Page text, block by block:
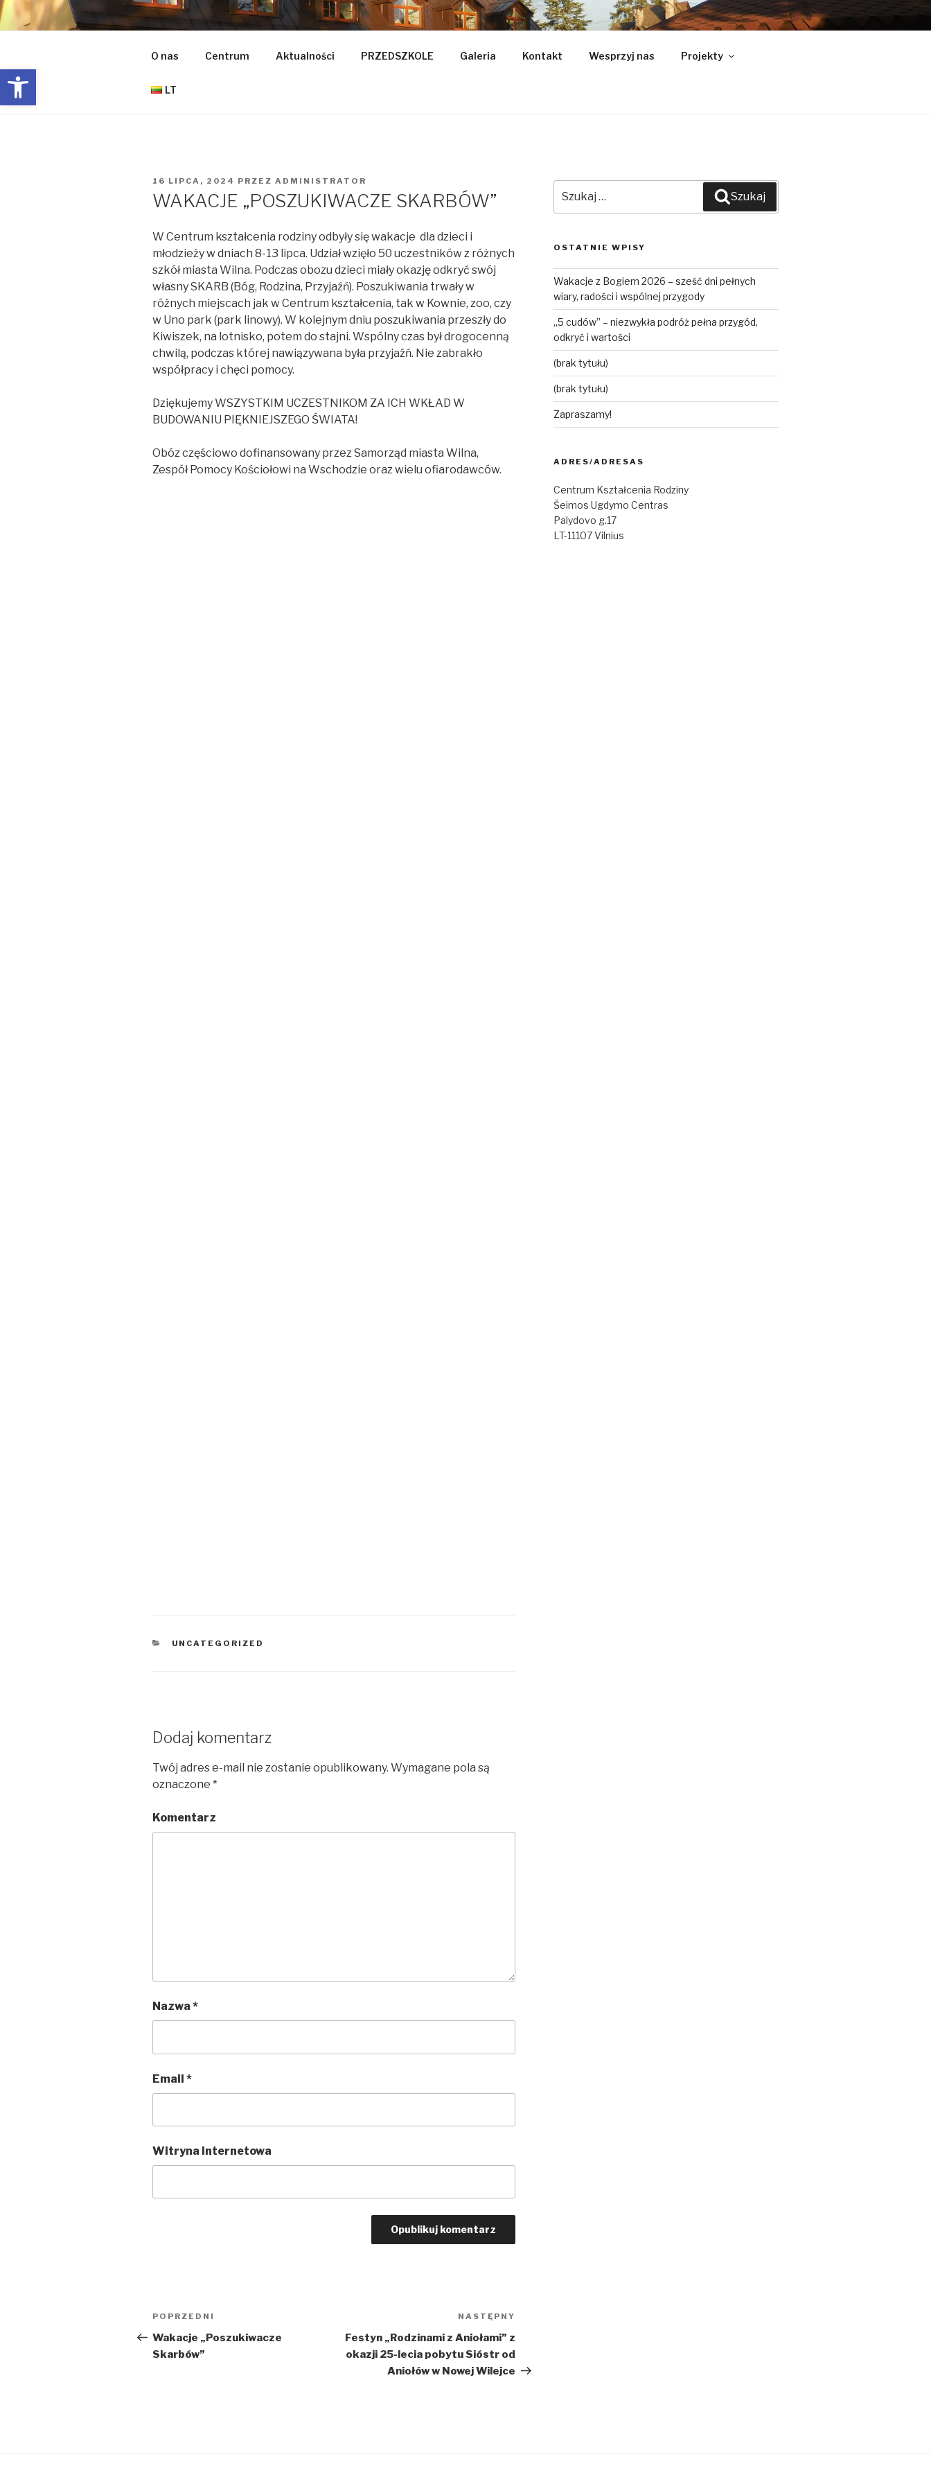
Przejdź
do
CENTRUM KSZTAŁCENIA RODZINY
O nas Centrum Aktualności PRZEDSZKOLE Galeria Kontakt Wesprzyj nas Projekty
LT
OPUBLIKOWANE
W
16 LIPCA, 2024 PRZEZ ADMINISTRATOR
WAKACJE „POSZUKIWACZE SKARBÓW”
W Centrum kształcenia rodziny odbyły się wakacje dla dzieci i
młodzieży w dniach 8-13 lipca. Udział wzięło 50 uczestników z różnych
szkół miasta Wilna. Podczas obozu dzieci miały okazję odkryć swój
własny SKARB (Bóg, Rodzina, Przyjaźń). Poszukiwania trwały w
różnych miejscach jak w Centrum kształcenia, tak w Kownie, zoo, czy
w Uno park (park linowy). W kolejnym dniu poszukiwania przeszły do
Kiwiszek, na lotnisko, potem do stajni. Wspólny czas był drogocenną
chwilą, podczas której nawiązywana była przyjaźń. Nie zabrakło
współpracy i chęci pomocy.
Dziękujemy WSZYSTKIM UCZESTNIKOM ZA ICH WKŁAD W
BUDOWANIU PIĘKNIEJSZEGO ŚWIATA!
Obóz częściowo dofinansowany przez Samorząd miasta Wilna,
Zespół Pomocy Kościołowi na Wschodzie oraz wielu ofiarodawców.
KATEGORIE
UNCATEGORIZED
Dodaj komentarz
Twój adres e-mail nie zostanie opublikowany. Wymagane pola są
oznaczone *
Komentarz
Nazwa *
Email *
Witryna internetowa
Nawigacja
wpisu
Poprzedni
wpis
POPRZEDNI
Wakacje „Poszukiwacze
Skarbów”
NASTĘPNY
Festyn „Rodzinami z Aniołami” z
okazji 25-lecia pobytu Sióstr od
Aniołów w Nowej Wilejce
Szukaj
OSTATNIE WPISY
Wakacje z Bogiem 2026 – sześć dni pełnych
wiary, radości i wspólnej przygody
„5 cudów” – niezwykła podróż pełna przygód,
odkryć i wartości
(brak tytułu)
(brak tytułu)
Zapraszamy!
ADRES/ADRESAS
Centrum Kształcenia Rodziny
Šeimos Ugdymo Centras
Palydovo g.17
LT-11107 Vilnius
Open toolbar